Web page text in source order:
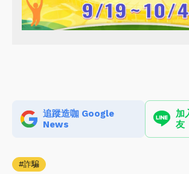
追蹤造咖 Google
News
加
友
詐騙